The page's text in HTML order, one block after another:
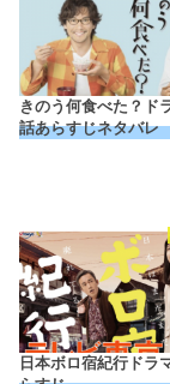
きのう何食べた？ド
話あらすじネタバレ
日本ボロ宿紀行ドラ